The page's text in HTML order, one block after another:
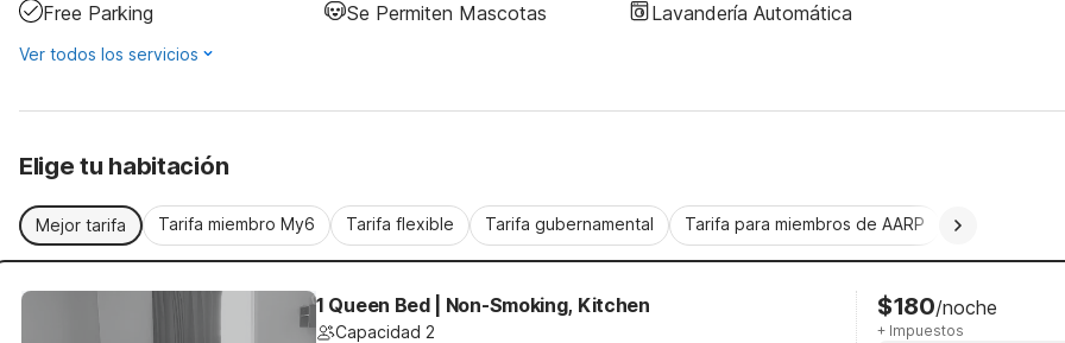
Free Parking
Se Permiten Mascotas Lavandería Automática
Ver todos los servicios
Elige tu habitación
Mejor tarifa Tarifa miembro My6 Tarifa flexible Tarifa gubernamental Tarifa para miembros de AARP
1 Queen Bed | Non-Smoking, Kitchen
Capacidad 2
$180/noche
+ Impuestos